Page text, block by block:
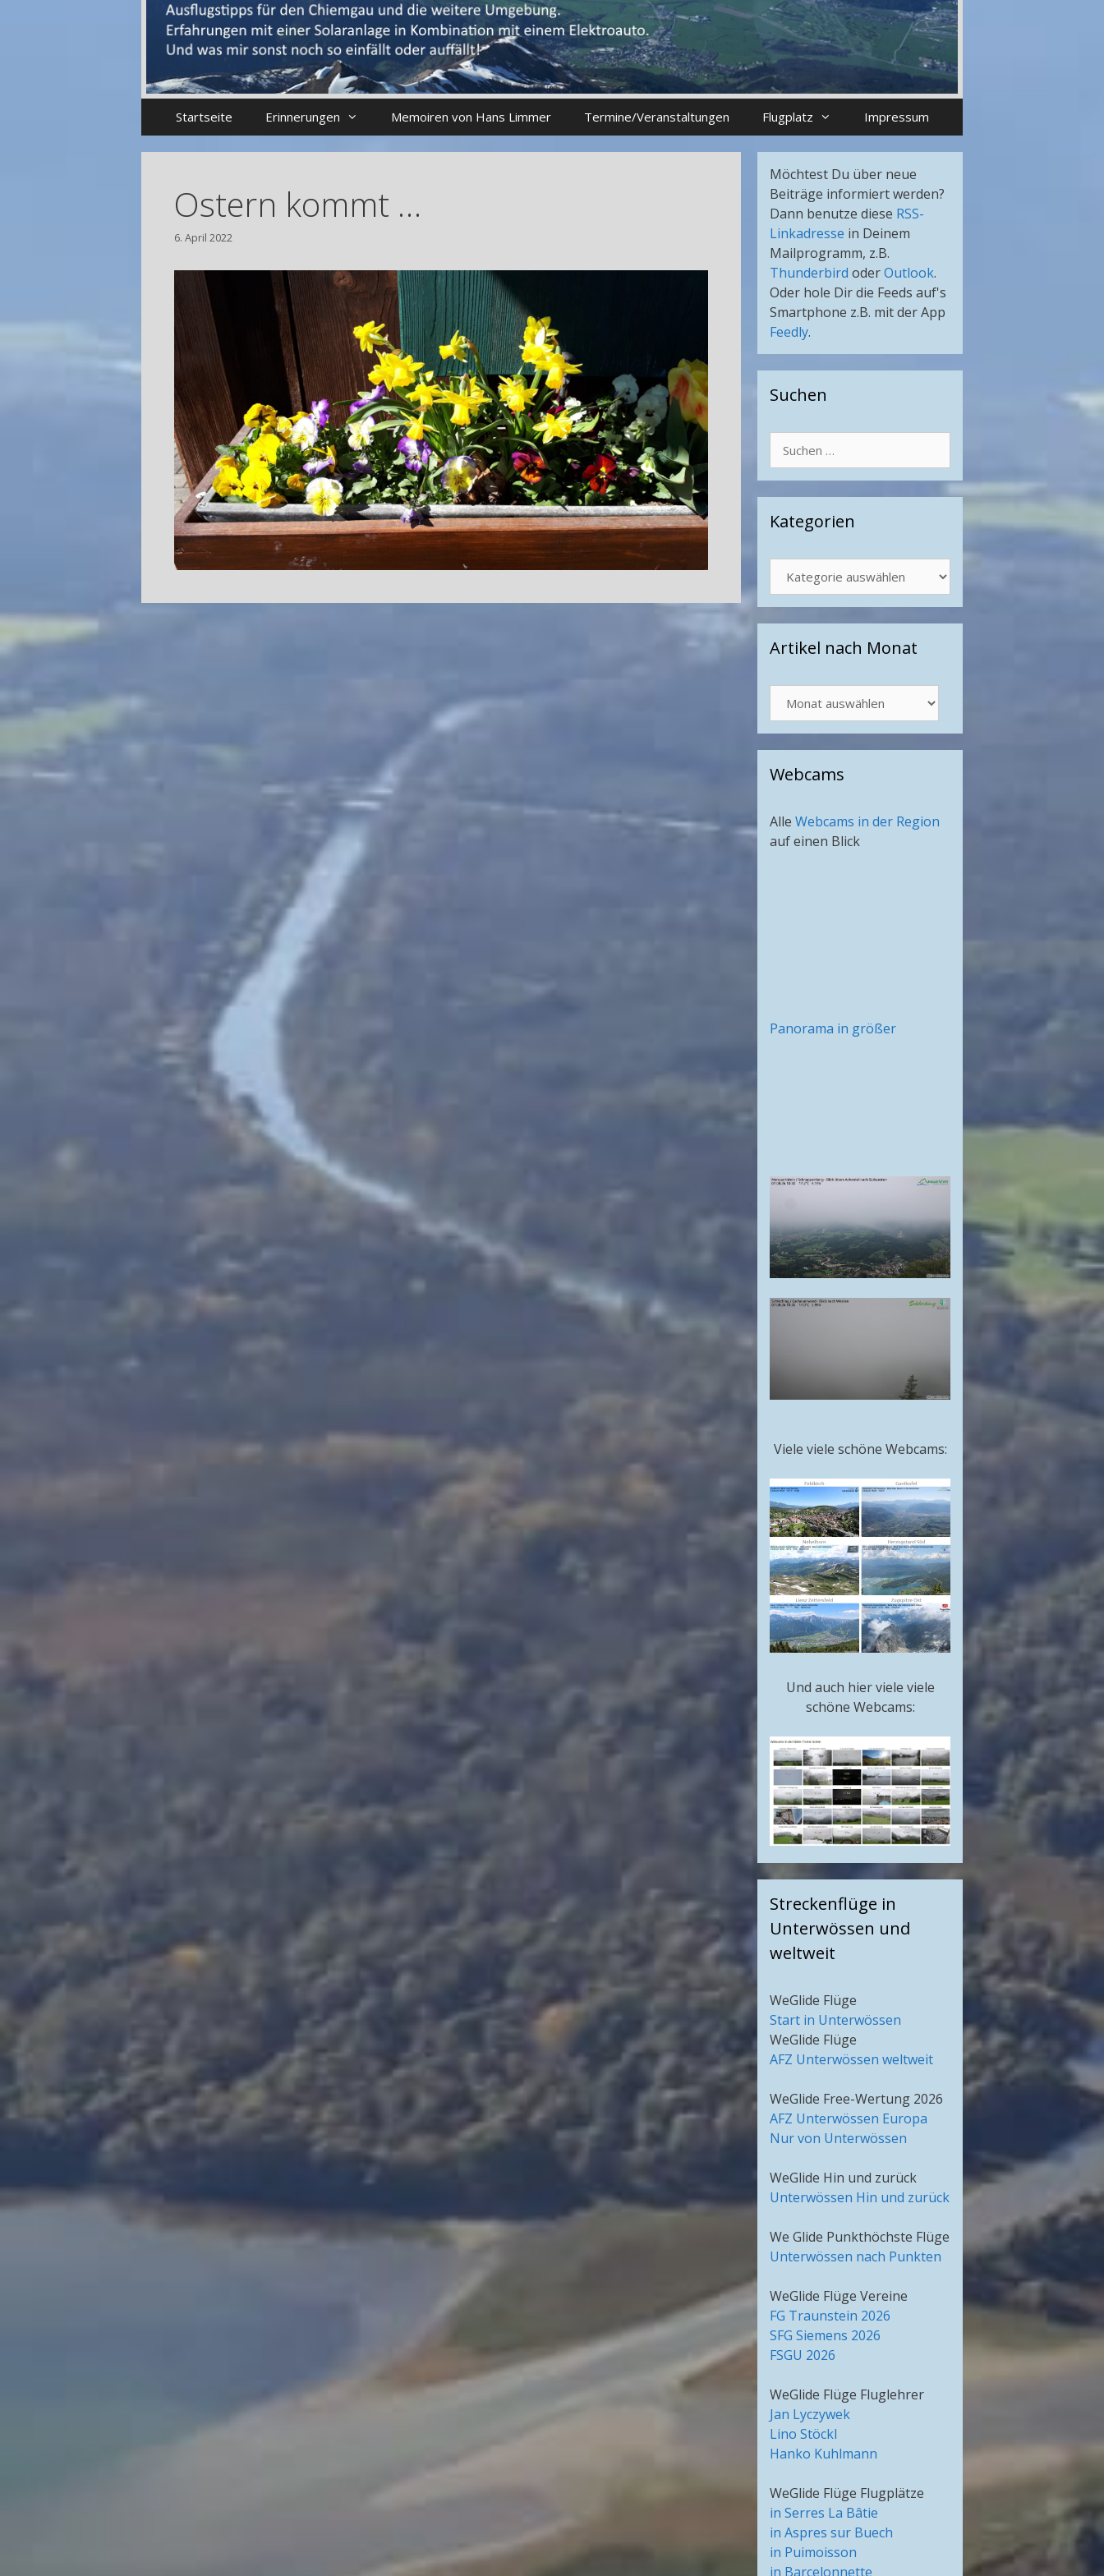
Startseite Erinnerungen Memoiren von Hans Limmer Termine/Veranstaltungen Flugplatz Impressum
Ostern kommt …
6. April 2022
Möchtest Du über neue
Beiträge informiert werden?
Dann benutze diese RSS-
Linkadresse in Deinem
Mailprogramm, z.B.
Thunderbird oderOutlook.
Oder hole Dir die Feeds auf's
Smartphone z.B. mit der App
Feedly.
Suchen
nach:
Kategorien
Artikel nach Monat
nach
Monat
Webcams
Alle Webcams in der Region
auf einen Blick
Panorama in größer
Viele viele schöne Webcams:
Und auch hier viele viele
schöne Webcams:
Streckenflüge in
Unterwössen und
weltweit
WeGlide Flüge
Start in Unterwössen
WeGlide Flüge
AFZ Unterwössen weltweit
WeGlide Free-Wertung 2026
AFZ Unterwössen Europa
Nur von Unterwössen
WeGlide Hin und zurück
Unterwössen Hin und zurück
We Glide Punkthöchste Flüge
Unterwössen nach Punkten
WeGlide Flüge Vereine
FG Traunstein 2026
SFG Siemens 2026
FSGU 2026
WeGlide Flüge Fluglehrer
Jan Lyczywek
Lino Stöckl
Hanko Kuhlmann
WeGlide Flüge Flugplätze
in Serres La Bâtie
in Aspres sur Buech
in Puimoisson
in Barcelonnette